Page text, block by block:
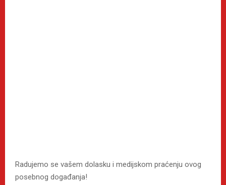
Radujemo se vašem dolasku i medijskom praćenju ovog
posebnog događanja!